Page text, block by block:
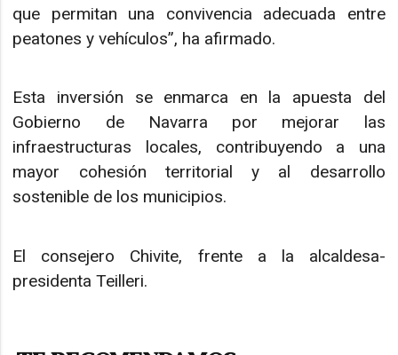
que permitan una convivencia adecuada entre
peatones y vehículos”, ha afirmado.
Esta inversión se enmarca en la apuesta del
Gobierno de Navarra por mejorar las
infraestructuras locales, contribuyendo a una
mayor cohesión territorial y al desarrollo
sostenible de los municipios.
El consejero Chivite, frente a la alcaldesa-
presidenta Teilleri.